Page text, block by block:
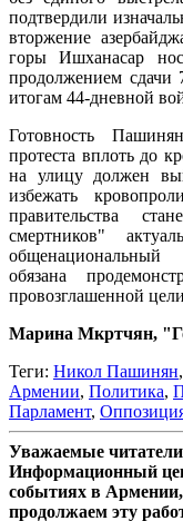
подтвердили
вторжение
горы Ишханасар
продолжением сдачи
итогам 44-дневной
Готовность
протеста вплоть до
на улицу должен
избежать
правительства
смертников"
общенациональный
обязана
провозглашенной
Марина Мкртчян,
Теги: Никол Пашинян,
Армении, Политика,
Парламент,
Уважаемые
Информационный
событиях в
продолжаем эту